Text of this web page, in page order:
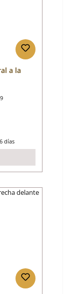
a la
días